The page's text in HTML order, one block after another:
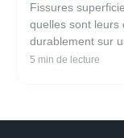
Fissures
quelles sont leurs
durablement sur
5 min de lecture